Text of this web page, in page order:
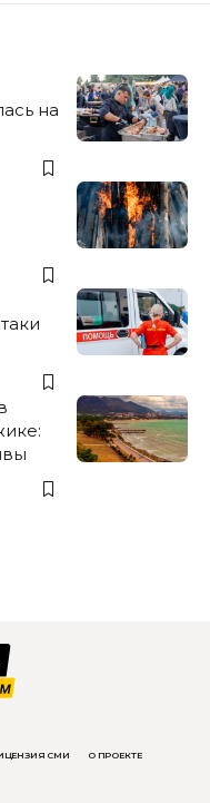
на
СМИ О ПРОЕКТЕ